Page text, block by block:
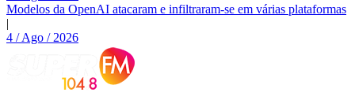
Modelos da OpenAI atacaram e infiltraram-se em várias plataformas
|
4 / Ago / 2026